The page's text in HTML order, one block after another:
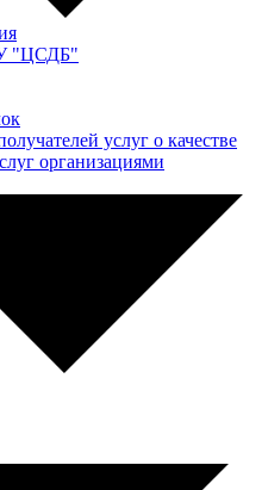
"ЦСДБ"
услуг о качестве
организациями